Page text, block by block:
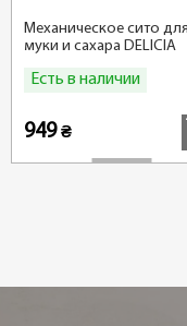
Механическое сито для
муки и сахара DELICIA
Есть в наличии
949₴